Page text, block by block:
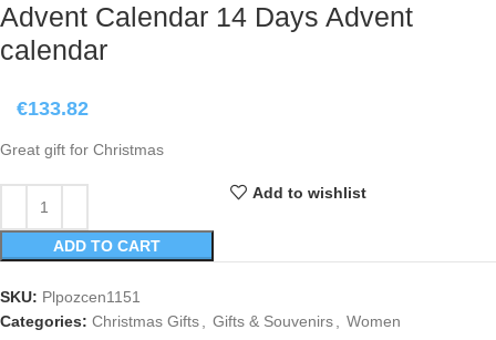
Advent Calendar 14 Days Advent
calendar
€133.82
Great gift for Christmas
ADD TO CART
Add to wishlist
SKU: Plpozcen1151
Categories: Christmas Gifts, Gifts & Souvenirs, Women